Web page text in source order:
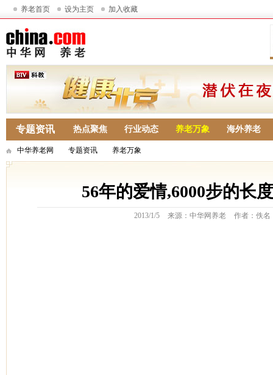
养老首页 设为主页 加入收藏
专题资讯 热点聚焦 行业动态 养老万象 海外养老
中华养老网 专题资讯 养老万象
56年的爱情,6000步的长
2013/1/5 来源：中华网养老 作者：佚名